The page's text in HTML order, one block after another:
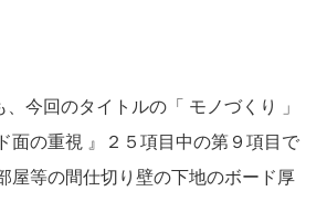
今回のタイトルの「 モノづくり 」
面の重視 』２５項目中の第９項目で
屋等の間仕切り壁の下地のボード厚